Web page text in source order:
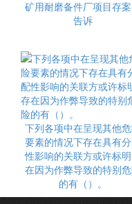
矿用耐磨备件厂项目存
告诉
下列各项中在呈现其他
要素的情况下存在具有
性影响的关联方或许标
在因为作弊导致的特别
的有（）。